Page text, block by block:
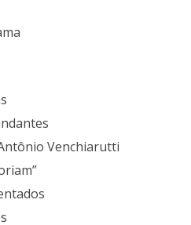
Venchiarutti